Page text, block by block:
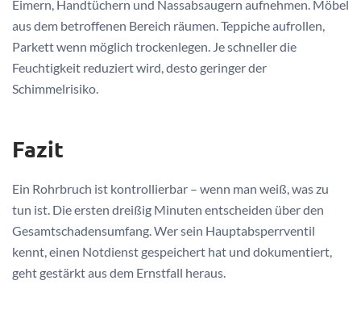
Eimern, Handtüchern und Nassabsaugern aufnehmen. Möbel
aus dem betroffenen Bereich räumen. Teppiche aufrollen,
Parkett wenn möglich trockenlegen. Je schneller die
Feuchtigkeit reduziert wird, desto geringer der
Schimmelrisiko.
Fazit
Ein Rohrbruch ist kontrollierbar – wenn man weiß, was zu
tun ist. Die ersten dreißig Minuten entscheiden über den
Gesamtschadensumfang. Wer sein Hauptabsperrventil
kennt, einen Notdienst gespeichert hat und dokumentiert,
geht gestärkt aus dem Ernstfall heraus.